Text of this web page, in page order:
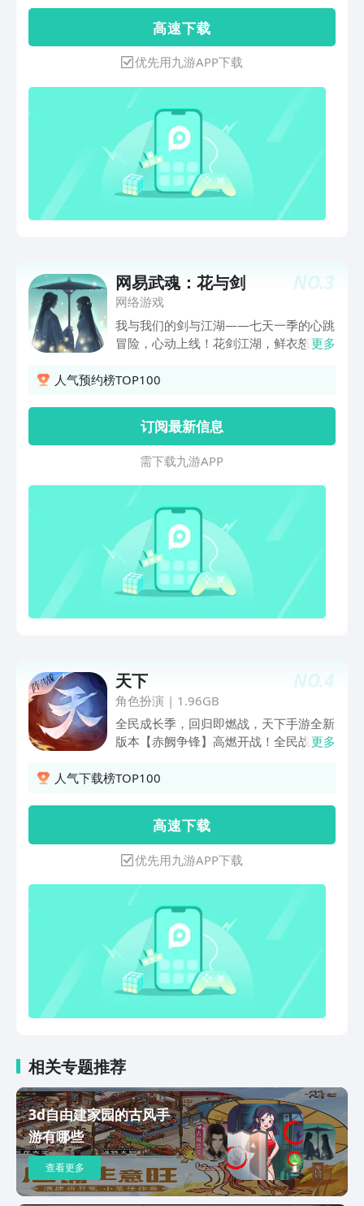
子小组件」让你在手机桌面随时查看好友
在线状态、接收好友消息，好友动态尽在
掌握；「冒险运势小组件」每日送上专属
运势，宜挖矿、宜探索、宜建造，一键指
件”添加任一组件，即可领取 100 紫水晶
好礼，把好运与伙伴一起装进桌面吧！
【日月双辉临世，全新神话皮肤闪耀登
场】百鸟翔集，日月同辉！神话品质皮肤
「曜灵东君·羲和」「皓魄月冥·望舒」双
双降临「百鸟学院」。羲和主日，烈火金
光加身，尽显皇权厚重之威；望舒司月，
星辰极光相随，轻盈仙灵之姿动人心弦。
蜕变为更为璀璨的「溯雪神迹·羲和」与
「刹那昭华·望舒」，于烈日皓月之间，
谱写属于你的神话篇章！【铜器寻踪活动
开启，还原铜傀儡领丰厚奖励】配合铜器
时代同步上线“铜器寻踪”限时活动！冒险
氧化的铜傀儡，即可领取丰厚奖励。在探
喜，还等什么？即刻踏上寻铜之旅，让铜
傀儡成为你冒险路上的忠实伙伴！
由捏脸，还能随心塑造角色身份和性格，
枭雄，大侠，杀手，浪客…丰富玩法与江
湖选择，拒绝一条龙、拒绝固定养成线
路，给予千人千面的江湖体验！赶快和好
友一同加入，开启纯正武侠冒险，体验独
属于你们的江湖吧！
高 速 下 载
优先用九游APP下载
NO.3
网易武魂：花与剑
网络游戏
我与我们的剑与江湖——七天一季的心跳
冒险，心动上线！花剑江湖，鲜衣怒马、
花有情、剑亦有意的《网易武魂：花与
的小王爷，温润如玉的暖书生，与剑相
伴、天涯独行的剑客，醉酒高歌的狂士，
风华绝代的御姐，纯真活泼的小师妹...此
间之人，人人都有故事，人人皆可撩可交
湖心的小舟上，与谁把酒言
更多
人气预约榜TOP100
订阅最新信息
需 下 载 九 游 A P P
NO.4
天下
角色扮演 | 1.96GB
全民成长季，回归即燃战，天下手游全新
版本【赤阙争锋】高燃开战！全民战力直
只逼40万，更有历史充值返还，百万返
战火一触即发！首款特技神灵外观上线，
一键化身为雷神降临大荒，同时获得使用
全新雷系法术的能力！此外还有元魂珠体
验升级、副本难度下调、门派平衡调整等
玩法优化，海量更新邀你共同探索崭新的
大荒
更多
人气下载榜TOP100
高 速 下 载
优先用九游APP下载
相关专题推荐
3d自由建家园的古风手
游有哪些
查看更多